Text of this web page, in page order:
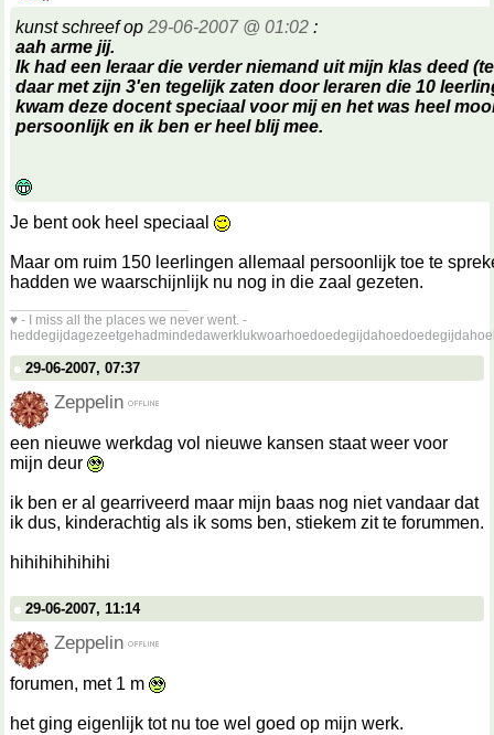
kunst schreef op 29-06-2007 @ 01:02 :
aah arme jij.
Ik had een leraar die verder niemand uit mijn klas deed
daar met zijn 3'en tegelijk zaten door leraren die 10
kwam deze docent speciaal voor mij en het was heel
persoonlijk en ik ben er heel blij mee.
Je bent ook heel speciaal
Maar om ruim 150 leerlingen allemaal persoonlijk toe te
hadden we waarschijnlijk nu nog in die zaal gezeten.
♥ - I miss all the places we never went. -
29-06-2007, 07:37
Zeppelin
een nieuwe werkdag vol nieuwe kansen staat weer voor
mijn deur
ik ben er al gearriveerd maar mijn baas nog niet vandaar dat
ik dus, kinderachtig als ik soms ben, stiekem zit te forummen.
hihihihihihihi
29-06-2007, 11:14
Zeppelin
forumen, met 1 m
het ging eigenlijk tot nu toe wel goed op mijn werk.